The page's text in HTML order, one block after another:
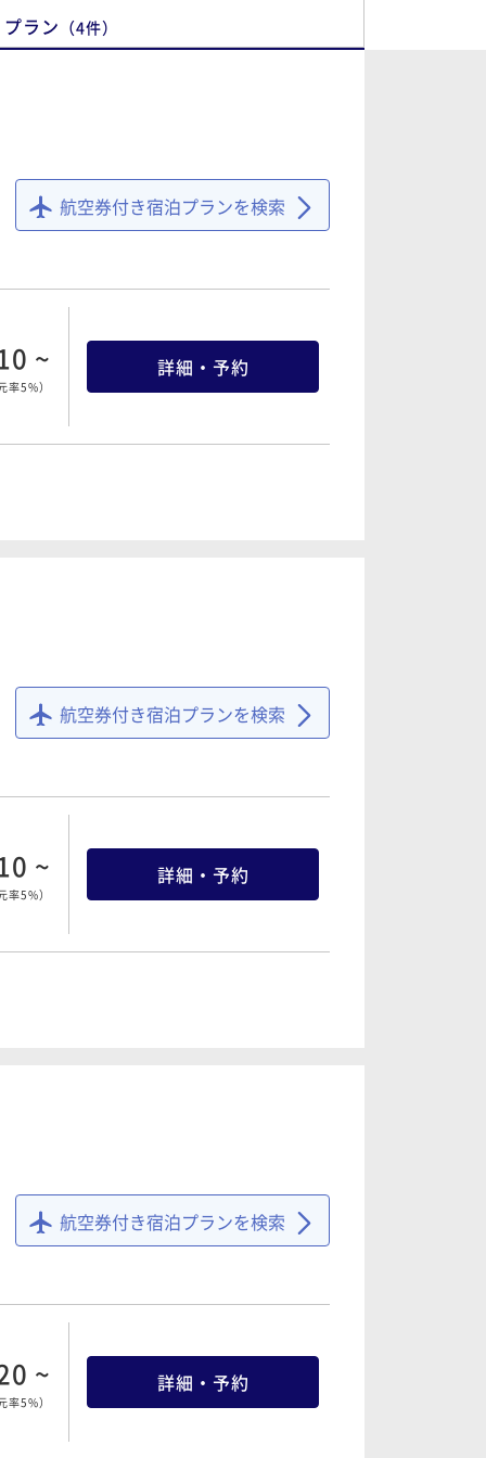
プラン （4件）
航空券付き宿泊プランを検索
~
率5%）
詳細・予約
~
率5%
航空券付き宿泊プランを検索
~
率5%）
詳細・予約
~
率5%
航空券付き宿泊プランを検索
~
率5%）
詳細・予約